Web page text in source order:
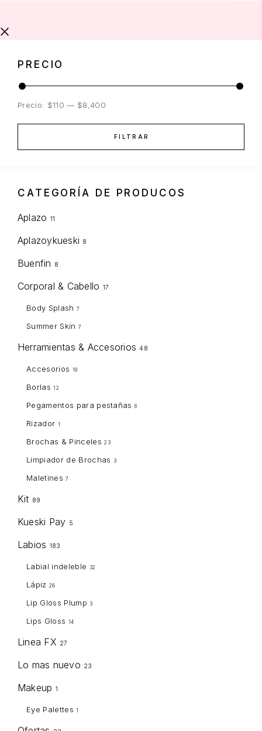
PRECIO
FILTRAR
Precio: $110 — $8,400
CATEGORÍA DE PRODUCOS
Aplazo 11
Aplazoykueski 8
Buenfin 8
Corporal & Cabello 17
Body Splash 7
Summer Skin 7
Herramientas & Accesorios 48
Accesorios 19
Borlas 12
Pegamentos para pestañas 6
Rizador 1
Brochas & Pinceles 23
Limpiador de Brochas 3
Maletines 7
Kit 89
Kueski Pay 5
Labios 183
Labial indeleble 32
Lápiz 28
Lip Gloss Plump 3
Lips Gloss 14
Linea FX 27
Lo mas nuevo 23
Makeup 1
Eye Palettes 1